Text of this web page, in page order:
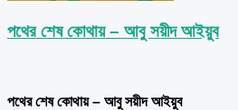
পথের শেষ কোথায় – আবু সয়ীদ আইয়ুব
পথের শেষ কোথায় – আবু সয়ীদ আইয়ুব